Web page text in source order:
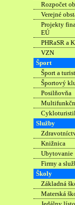
Rozpočet
Verejné
Projekty
EÚ
PHRaSR a
VZN
Šport
Šport a
Športový
Posilňovňa
Služby
Knižnica
Ubytovanie
Firmy a
Školy
Základná
Materská